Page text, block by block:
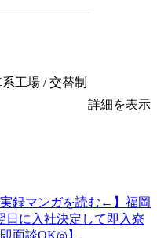
工場 / 交替制
詳細を表示